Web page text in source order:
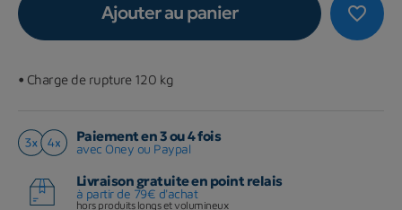
favorite_border
Ajouter au panier
• Charge de rupture 120 kg
Paiement en 3 ou 4 fois
avec Oney ou Paypal
Livraison gratuite en point relais
à partir de 79€ d'achat
hors produits longs et volumineux